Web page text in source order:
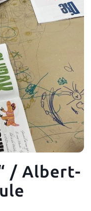
/ Albert-